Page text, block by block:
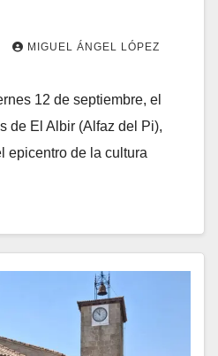
MIGUEL ÁNGEL LÓPEZ
12 de septiembre, el
de El Albir (Alfaz del Pi),
epicentro de la cultura